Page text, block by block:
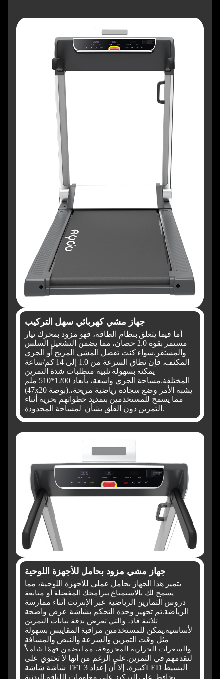
جهاز مشي كهربائي سهل التركيب
أما فيما يتعلق بنظام الطاقة، فهو مزود بمحرك تيار
مستمر بقوة 2.0 حصان، مما يضمن التشغيل السلس
والمستقر.سواء كنت تفضل المشي المريح أو الجري
المكثف، فإن نطاق السرعة من 1.0 إلى 14 كم/ساعة
يمكنه بسهولة تلبية متطلبات شدة التمرين
المختلفة.
مساحة الجري واسعة، بأبعاد 1200*510 ملم
(47x20 بوصة).يشبه الأمر وضع سجادة رياضية مريحة،
مما يسمح للمستخدمين بتمديد خطواتهم بحرية أثناء
التمرين دون القلق بشأن المساحة المحدودة.
جهاز مشي مزود بحامل للأجهزة اللوحية
يتميز هذا الجهاز بحامل عملي للأجهزة اللوحية، مما
يسمح لك بالاستمتاع ببرامجك المفضلة أو متابعة
دروس التمارين الرياضية عبر الإنترنت أثناء ممارسة
الرياضة.تم تجهيز وحدة التحكم بشاشة عرض واضحة
ثلاثية قاد، والتي تعرض بدقة بيانات التمرين
الأساسية.يمكن للمستخدمين مراقبة المقاييس بسهولة
مثل وقت التمرين والسرعة والنبض والمسافة
والسعرات الحرارية المحروقة، مما يضمن فهمًا شاملاً
لتقدمهم في التمرين.على الرغم من أنها لا تحتوي على
شاشة شاشة TFT كبيرة، إلا أن إعداد 3LED البسيط
يحافظ على التركيز على معلومات اللياقة البدنية